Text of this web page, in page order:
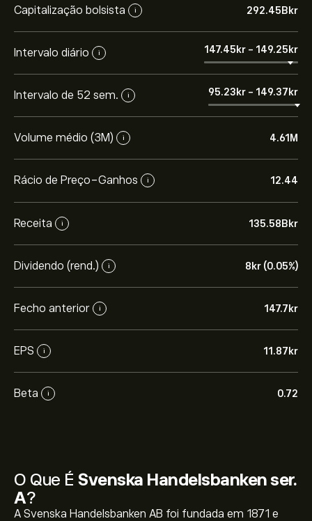
Capitalização bolsista i 292.45B‎kr‎
Intervalo diário i 147.45‎kr‎ - 149.25‎kr‎
Intervalo de 52 sem. i 95.23‎kr‎ - 149.37‎kr‎
Volume médio (3M) i 4.61M
Rácio de Preço-Ganhos i 12.44
Receita i 135.58B‎kr‎
Dividendo (rend.) i 8‎kr‎ (0.05%)
Fecho anterior i 147.7‎kr‎
EPS i 11.87‎kr‎
Beta i 0.72
O Que É Svenska Handelsbanken ser.
A?
A Svenska Handelsbanken AB foi fundada em 1871 e